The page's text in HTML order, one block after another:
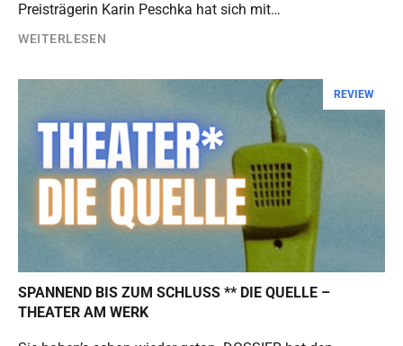
Preisträgerin Karin Peschka hat sich mit…
WEITERLESEN
REVIEW
SPANNEND BIS ZUM SCHLUSS ** DIE QUELLE –
THEATER AM WERK